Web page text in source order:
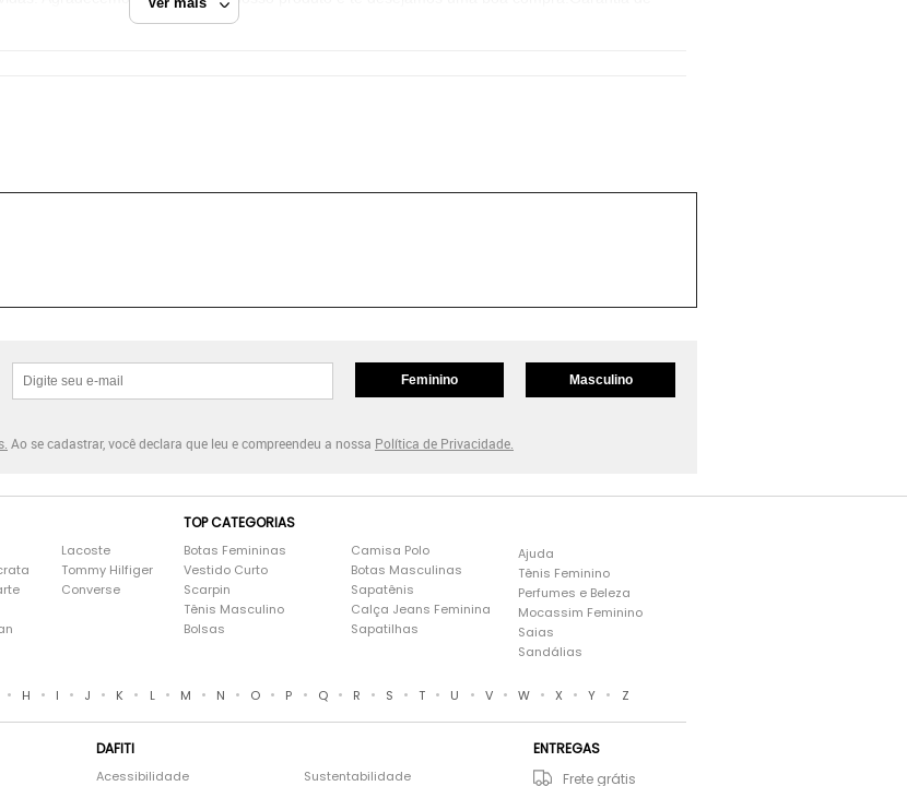
Fechar
Feminino Masculino
Ao se cadastrar, você declara que leu e compreendeu a nossa Política de Privacidade.
Lacoste
Tommy Hilfiger
Converse
TOP CATEGORIAS
Botas Femininas
Vestido Curto
Scarpin
Tênis Masculino
Bolsas
Camisa Polo
Botas Masculinas
Sapatênis
Calça Jeans Feminina
Sapatilhas
Ajuda
Tênis Feminino
Perfumes e Beleza
Mocassim Feminino
Saias
Sandálias
• H • I • J • K • L • M • N • O • P • Q • R • S • T • U • V • W • X • Y • Z
DAFITI
Acessibilidade Sustentabilidade
ENTREGAS
Frete grátis